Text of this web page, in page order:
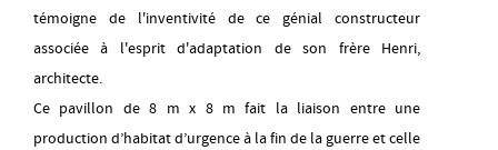
témoigne de l'inventivité de ce génial constructeur
associée à l'esprit d'adaptation de son frère Henri,
architecte.
Ce pavillon de 8 m x 8 m fait la liaison entre une
production d’habitat d’urgence à la fin de la guerre et celle